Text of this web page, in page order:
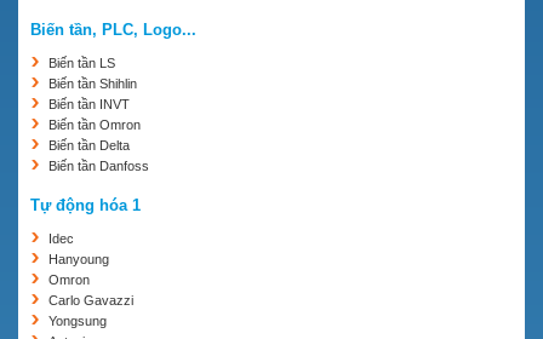
Biến tần, PLC, Logo...
Biến tần LS
Biến tần Shihlin
Biến tần INVT
Biến tần Omron
Biến tần Delta
Biến tần Danfoss
Tự động hóa 1
Idec
Hanyoung
Omron
Carlo Gavazzi
Yongsung